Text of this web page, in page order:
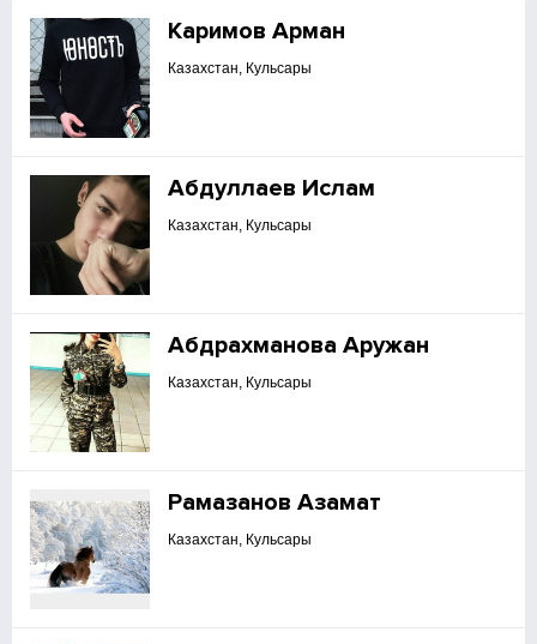
Каримов Арман
Казахстан, Кульсары
Абдуллаев Ислам
Казахстан, Кульсары
Абдрахманова Аружан
Казахстан, Кульсары
Рамазанов Азамат
Казахстан, Кульсары